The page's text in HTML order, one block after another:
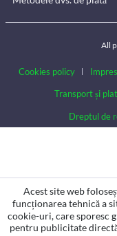
All
Cookies policy
Transport și
Dreptul de
Acest site web
funcționarea tehnică a
cookie-uri, care sporesc
pentru publicitate